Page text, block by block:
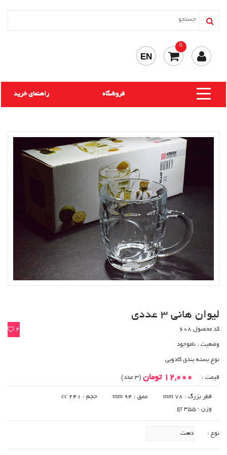
0
EN
راهنمای خرید فروشگاه
لیوان هانی 3 عددی
2 کد محصول 608
وضعیت : ناموجود
نوع بسته بندی کادویی
قیمت : 12,000 تومان (3 عدد)
قطر بزرگ : 78 mm عمق : 94 mm
حجم : 241 cc
وزن : gr 355
نوع :